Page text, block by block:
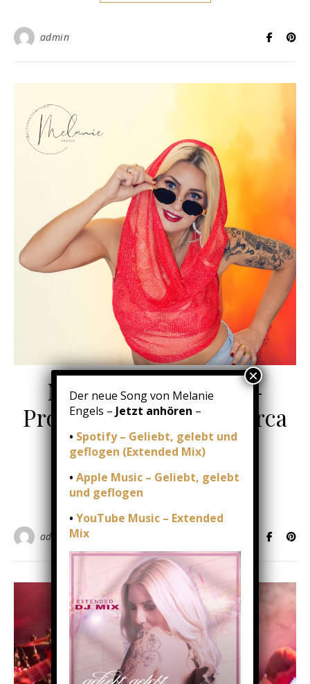
admin
Melanie Engels live-
Promo Opening Mallorca
18/03/2026 / 0 Kommentare
WEITERLESEN
admin
Der neue Song von Melanie
Engels – Jetzt anhören –
• Spotify – Geliebt, gelebt und
geflogen (Extended Mix)
• Apple Music – Geliebt, gelebt
und geflogen
• YouTube Music – Extended
Mix